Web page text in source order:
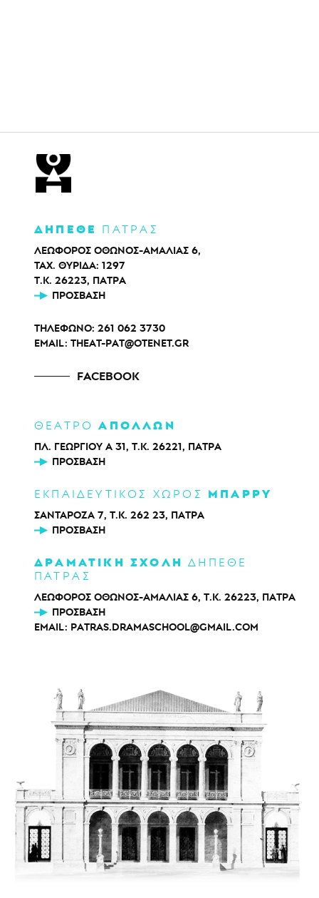
ΔΗΠΕΘΕ ΠΑΤΡΑΣ
ΛΕΩΦΟΡΟΣ ΟΘΩΝΟΣ-ΑΜΑΛΙΑΣ 6,
ΤΑΧ. ΘΥΡΙΔΑ: 1297
Τ.Κ. 26223, ΠΑΤΡΑ
ΠΡΌΣΒΑΣΗ
ΤΗΛΕΦΩΝΟ: 261 062 3730
EMAIL: THEAT-PAT@OTENET.GR
FACEBOOK
ΘΕΑΤΡΟΑΠΟΛΛΩΝ
ΠΛ. ΓΕΩΡΓΙΟΥ Α 31, Τ.Κ. 26221, ΠΑΤΡΑ
ΠΡΌΣΒΑΣΗ
ΕΚΠΑΙΔΕΥΤΙΚΟΣ ΧΩΡΟΣ ΜΠΑΡΡΥ
ΣΑΝΤΑΡΟΖΑ 7, Τ.Κ. 262 23, ΠΑΤΡΑ
ΠΡΌΣΒΑΣΗ
ΔΡΑΜΑΤΙΚΗ ΣΧΟΛΗ ΔΗΠΕΘΕ
ΠΑΤΡΑΣ
ΛΕΩΦΟΡΟΣ ΟΘΩΝΟΣ-ΑΜΑΛΙΑΣ 6, Τ.Κ. 26223, ΠΑΤΡΑ
ΠΡΌΣΒΑΣΗ
EMAIL: PATRAS.DRAMASCHOOL@GMAIL.COM